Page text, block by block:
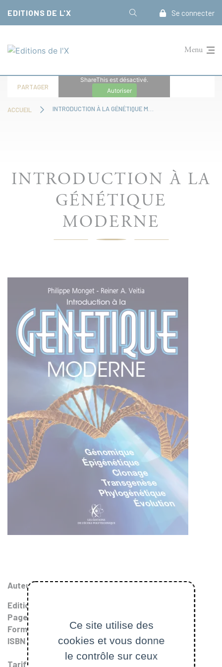
EDITIONS DE L'X Se connecter
Menu
ACCUEIL
PARTAGER
ShareThis est désactivé.
Autoriser
INTRODUCTION À LA
GÉNÉTIQUE
MODERNE
Auteurs
Edition
Pages
Format
ISBN : 978-2-7302-1620-3 (9782730216203)
Tarif
Ce site utilise des
cookies et vous donne
le contrôle sur ceux